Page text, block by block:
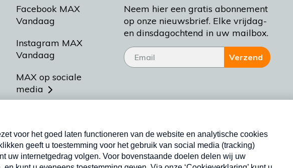
Facebook MAX
Vandaag
Instagram MAX
Vandaag
MAX op sociale
media
Meldpunt Actueel
Heel Holland Bakt
Neem hier een gratis abonnement
op onze nieuwsbrief. Elke vrijdag-
en dinsdagochtend in uw mailbox.
Verzend
Nieuwsbrief
Neem hier een gratis abonnement op onze